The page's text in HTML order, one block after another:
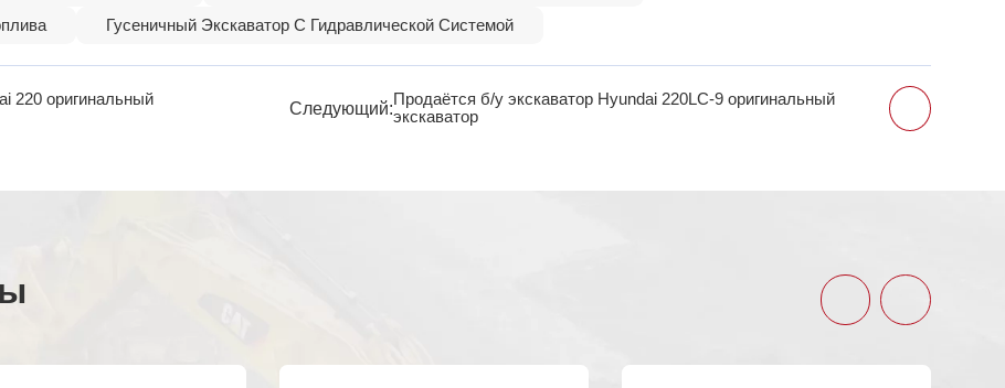
Гусеничный Экскаватор С Гидравлической Системой
220 оригинальный
Следующий:Продаётся б/у экскаватор Hyundai 220LC-9 оригинальный
экскаватор